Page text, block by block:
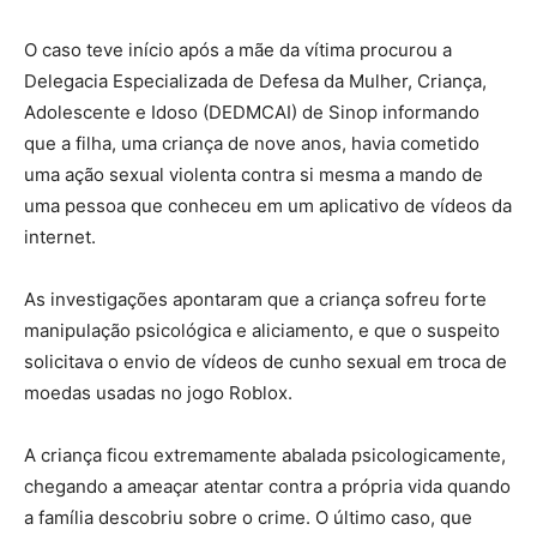
O caso teve início após a mãe da vítima procurou a
Delegacia Especializada de Defesa da Mulher, Criança,
Adolescente e Idoso (DEDMCAI) de Sinop informando
que a filha, uma criança de nove anos, havia cometido
uma ação sexual violenta contra si mesma a mando de
uma pessoa que conheceu em um aplicativo de vídeos da
internet.
As investigações apontaram que a criança sofreu forte
manipulação psicológica e aliciamento, e que o suspeito
solicitava o envio de vídeos de cunho sexual em troca de
moedas usadas no jogo Roblox.
A criança ficou extremamente abalada psicologicamente,
chegando a ameaçar atentar contra a própria vida quando
a família descobriu sobre o crime. O último caso, que